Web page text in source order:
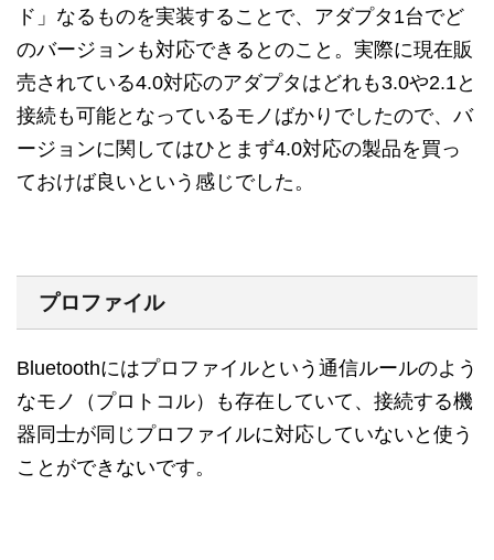
ド」なるものを実装することで、アダプタ1台でど
のバージョンも対応できるとのこと。実際に現在販
売されている4.0対応のアダプタはどれも3.0や2.1と
接続も可能となっているモノばかりでしたので、バ
ージョンに関してはひとまず4.0対応の製品を買っ
ておけば良いという感じでした。
プロファイル
Bluetoothにはプロファイルという通信ルールのよう
なモノ（プロトコル）も存在していて、接続する機
器同士が同じプロファイルに対応していないと使う
ことができないです。